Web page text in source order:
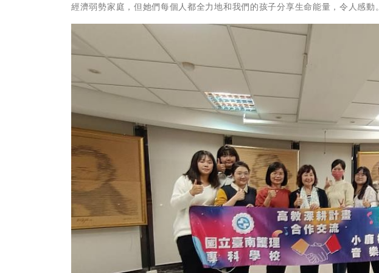
經濟弱勢家庭，但她們每個人都全力地和我們的孩子分享生命能量，令人感動。